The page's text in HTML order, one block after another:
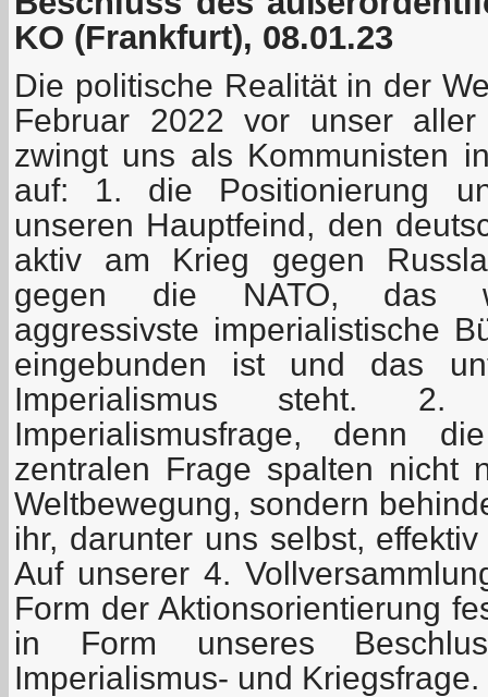
KO (Frankfurt), 08.01.23
Die politische Realität in der
Februar 2022 vor unser
zwingt uns als Kommunisten
auf: 1. die Positionierung
unseren Hauptfeind, den
aktiv am Krieg gegen
gegen die NATO, das
aggressivste imperialistische
eingebunden ist und das
Imperialismus steht.
Imperialismusfrage, denn
zentralen Frage spalten nicht
Weltbewegung, sondern
ihr, darunter uns selbst,
Auf unserer 4.
Form der Aktionsorientierung
in Form unseres
Imperialismus- und Kriegsfrage.